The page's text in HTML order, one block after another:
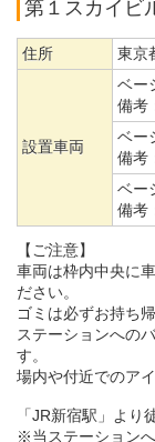
第１スカイビ
住所 東京
設置車両
ベー
備考
ベー
備考
ベー
備考
【ご注意】
車両は枠内中央に
ださい。
ゴミは必ずお持ち
ステーションへの
す。
場内や付近でのア
「JR新宿駅」より
※当ステーション